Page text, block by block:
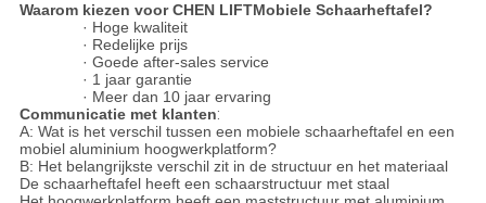
Waarom kiezen voor CHEN LIFTMobiele Schaarheftafel?
· Hoge kwaliteit
· Redelijke prijs
· Goede after-sales service
· 1 jaar garantie
· Meer dan 10 jaar ervaring
Communicatie met klanten:
A: Wat is het verschil tussen een mobiele schaarheftafel en een
mobiel aluminium hoogwerkplatform?
B: Het belangrijkste verschil zit in de structuur en het materiaal
De schaarheftafel heeft een schaarstructuur met staal